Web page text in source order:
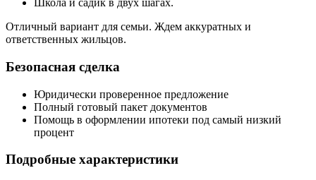
Школа и садик в двух шагах.
Отличный вариант для семьи. Ждем аккуратных и
ответственных жильцов.
Безопасная сделка
Юридически проверенное предложение
Полный готовый пакет документов
Помощь в оформлении ипотеки под самый низкий
процент
Подробные характеристики